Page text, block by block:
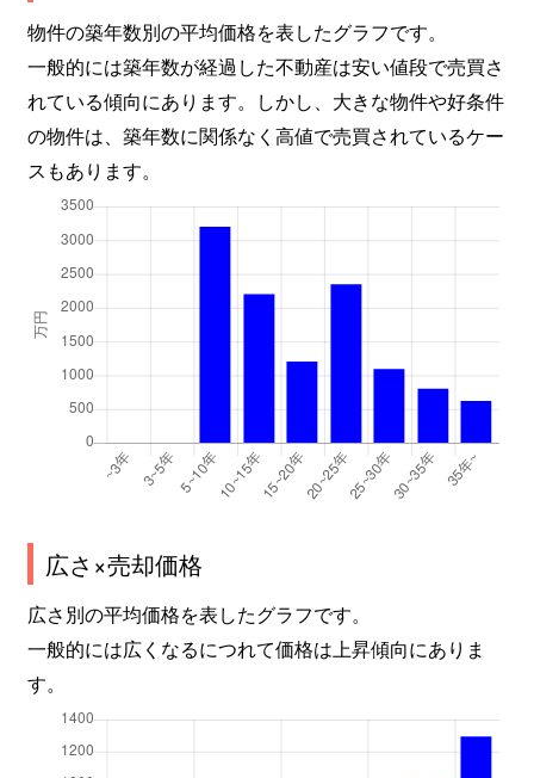
物件の築年数別の平均価格を表したグラフです。
一般的には築年数が経過した不動産は安い値段で売買さ
れている傾向にあります。しかし、大きな物件や好条件
の物件は、築年数に関係なく高値で売買されているケー
スもあります。
広さ×売却価格
広さ別の平均価格を表したグラフです。
一般的には広くなるにつれて価格は上昇傾向にありま
す。